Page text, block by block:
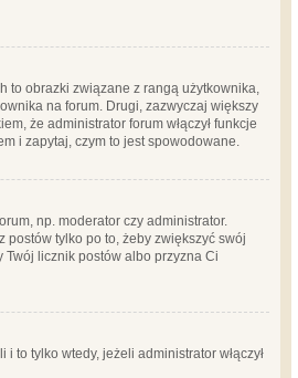
to obrazki związane z rangą użytkownika,
na forum. Drugi, zazwyczaj większy
że administrator forum włączył funkcje
i zapytaj, czym to jest spowodowane.
np. moderator czy administrator.
tylko po to, żeby zwiększyć swój
Twój licznik postów albo przyzna Ci
to tylko wtedy, jeżeli administrator włączył